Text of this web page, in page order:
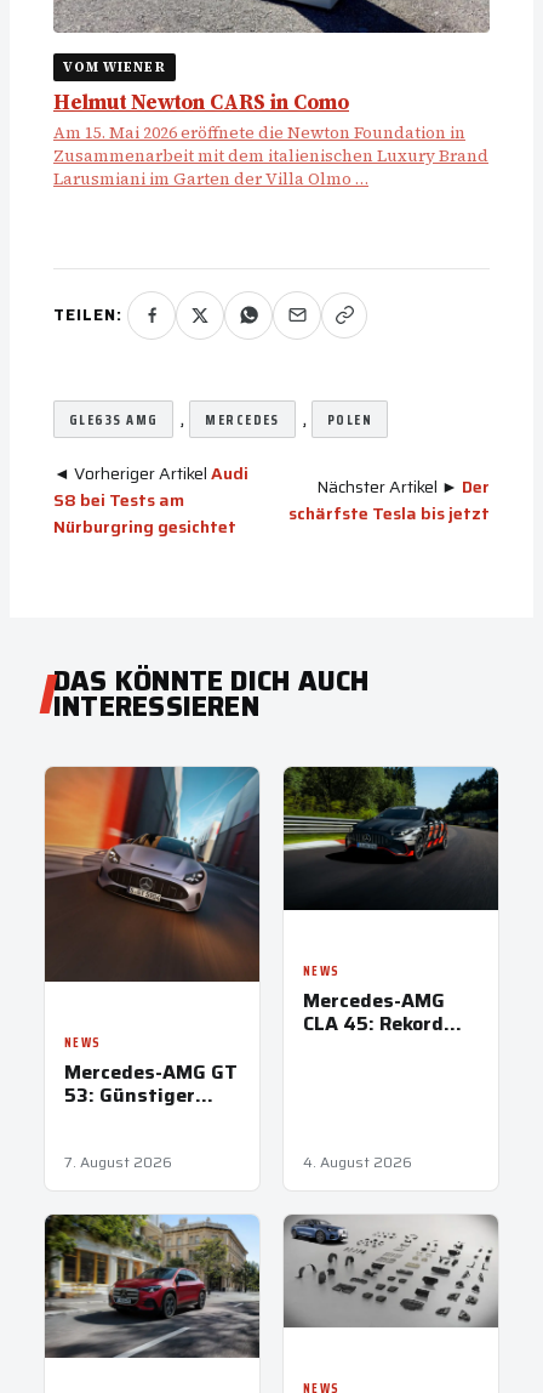
VOM WIENER
Helmut Newton CARS in Como
Am 15. Mai 2026 eröffnete die Newton Foundation in
Zusammenarbeit mit dem italienischen Luxury Brand
Larusmiani im Garten der Villa Olmo …
TEILEN:
GLE63S AMG , MERCEDES , POLEN
◄ Vorheriger ArtikelAudi
S8 bei Tests am
Nürburgring gesichtet
Nächster Artikel ► Der
schärfste Tesla bis jetzt
DAS KÖNNTE DICH AUCH
INTERESSIEREN
NEWS
Mercedes-AMG GT
53: Günstiger
7. August 2026
NEWS
Mercedes-AMG
CLA 45: Rekord
4. August 2026
NEWS